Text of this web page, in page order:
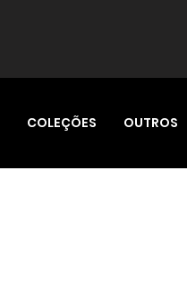
COLEÇÕES OUTROS